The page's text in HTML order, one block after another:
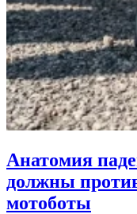
Анатомия
должны
мотоботы